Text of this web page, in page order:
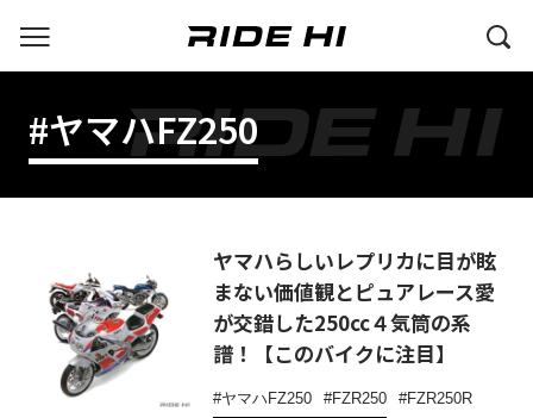
#ヤマハFZ250
ヤマハらしいレプリカに目が眩
まない価値観とピュアレース愛
が交錯した250cc４気筒の系
譜！【このバイクに注目】
ヤマハFZ250 FZR250
FZR250R